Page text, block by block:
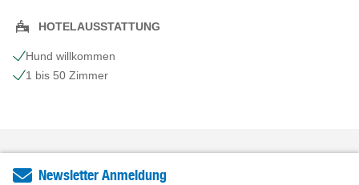
HOTELAUSSTATTUNG
Hund willkommen
1 bis 50 Zimmer
Newsletter Anmeldung